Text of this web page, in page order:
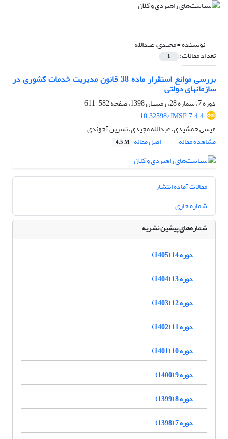
نویسنده =مجیدی، عبدالله
تعداد مقالات: 1
بررسی موانع استقرار ماده 38 قانون مدیریت خدمات کشوری در
سازمانهای دولتی
دوره 7، شماره 28، زمستان 1398، صفحه
582-611
10.32598/JMSP.7.4.4
عیسی جمشیدی، عبدالله مجیدی، نسرین آخوندی
مشاهده مقاله
اصل مقاله 4.5 M
مقالات آماده انتشار
شماره جاری
شماره‌های پیشین نشریه
دوره 14 (1405)
دوره 13 (1404)
دوره 12 (1403)
دوره 11 (1402)
دوره 10 (1401)
دوره 9 (1400)
دوره 8 (1399)
دوره 7 (1398)